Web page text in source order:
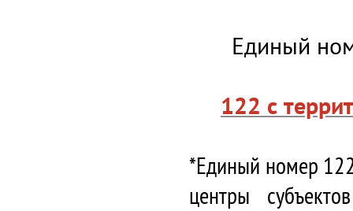
Единый
122 с
*Единый номер
центры